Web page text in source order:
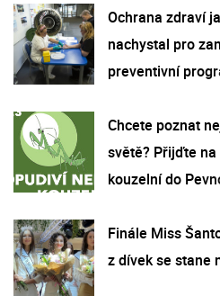
Ochrana zdraví
nachystal pro
preventivní
Chcete poznat
světě? Přijďte
kouzelní do
Finále Miss
z dívek se stane